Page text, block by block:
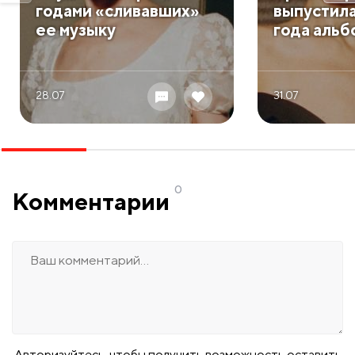
годами «сливавших»
ее музыку
28.07
года
31.07
Комментарии 0